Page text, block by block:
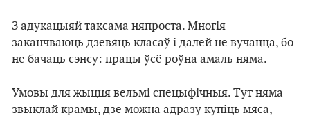
З адукацыяй таксама няпроста. Многія
заканчваюць дзевяць класаў і далей не вучацца, бо
не бачаць сэнсу: працы ўсё роўна амаль няма.
Умовы для жыцця вельмі спецыфічныя. Тут няма
звыклай крамы, дзе можна адразу купіць мяса,